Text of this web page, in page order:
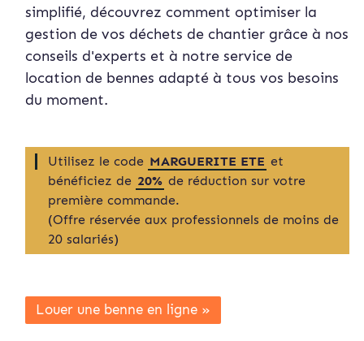
simplifié, découvrez comment optimiser la
gestion de vos déchets de chantier grâce à nos
conseils d'experts et à notre service de
location de bennes adapté à tous vos besoins
du moment.
Utilisez le code MARGUERITE ETE et
bénéficiez de 20% de réduction sur votre
première commande.
(Offre réservée aux professionnels de moins de
20 salariés)
Louer une benne en ligne »